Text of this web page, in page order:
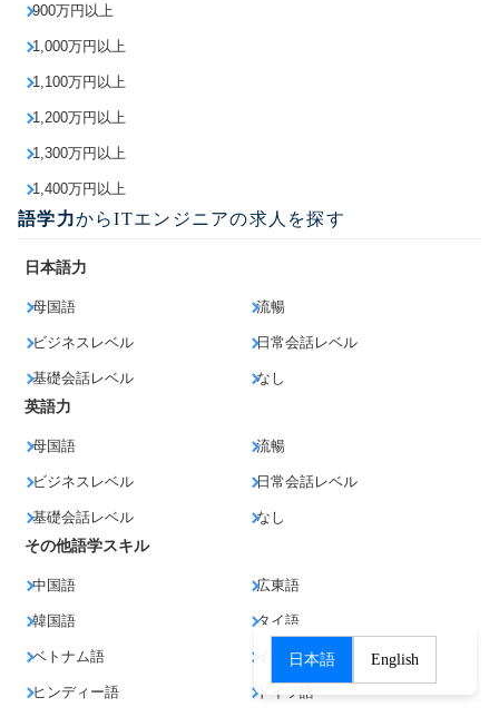
日本語 English
900万円以上
1,000万円以上
1,100万円以上
1,200万円以上
1,300万円以上
1,400万円以上
語学力からITエンジニアの求人を探す
日本語力
母国語 流暢
ビジネスレベル 日常会話レベル
基礎会話レベル なし
英語力
母国語 流暢
ビジネスレベル 日常会話レベル
基礎会話レベル なし
その他語学スキル
中国語 広東語
韓国語 タイ語
ベトナム語 インドネシア語
ヒンディー語 ドイツ語